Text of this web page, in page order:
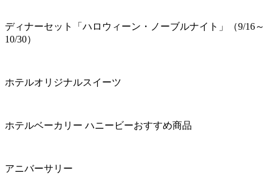
ディナーセット「ハロウィーン・ノーブルナイト」（9/16～
10/30）
ホテルオリジナルスイーツ
ホテルベーカリー ハニービーおすすめ商品
アニバーサリー